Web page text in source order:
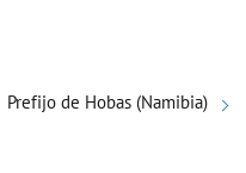
Prefijo de Hobas (Namibia)